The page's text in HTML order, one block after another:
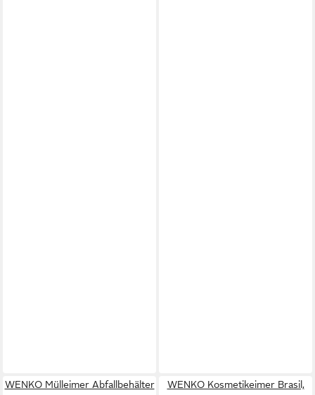
WENKO Mülleimer Abfallbehälter
WENKO Kosmetikeimer Brasil,